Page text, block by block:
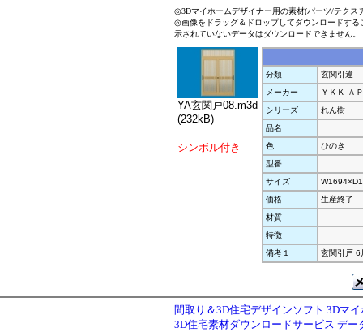
◎3Dマイホームデザイナー用の素材(パーツ/テクス
◎画像をドラッグ＆ドロップしてダウンロードす
示されていないデータはダウンロードできません。
YA玄関戸08.m3d
(232kB)
シンボル付き
分類
玄関引違
メーカー
ＹＫＫ ＡＰ
シリーズ
れん樹
品名
色
ひのき
型番
サイズ
価格
生産終了
材質
特徴
備考１
玄関引戸 6
間取り＆3D住宅デザインソフト 3Dマ
3D住宅素材ダウンロードサービス デー